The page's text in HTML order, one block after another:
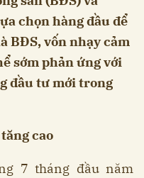
chọn hàng đầu để
BĐS, vốn nhạy cảm
sớm phản ứng với
đầu tư mới trong
cao
7 tháng đầu năm